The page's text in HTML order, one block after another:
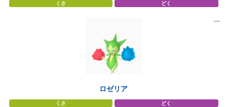
くさ どく
ロゼリア
くさ どく